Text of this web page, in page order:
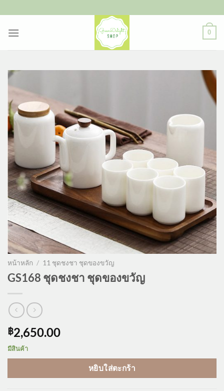
ไป
0
หน้าหลัก / 11 ชุดชงชา ชุดของขวัญ
GS168 ชุดชงชา ชุดของขวัญ
฿2,650.00
มีสินค้า
หยิบใส่ตะกร้า